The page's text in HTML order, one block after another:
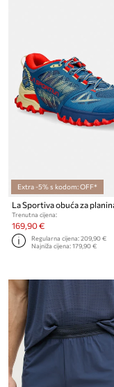
Extra -5% s kodom: OFF*
Trenutna cijena:
169,90 €
Regularna cijena:209,90 €
Najniža cijena:179,90 €